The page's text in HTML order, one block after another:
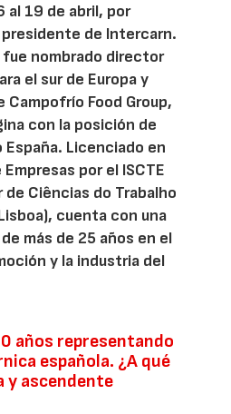
al 19 de abril, por
de Intercarn.
nombrado director
el sur de Europa y
Campofrío Food Group,
con la posición de
España. Licenciado en
por el ISCTE
Ciências do Trabalho
cuenta con una
más de 25 años en el
y la industria del
años representando
española. ¿A qué
y ascendente